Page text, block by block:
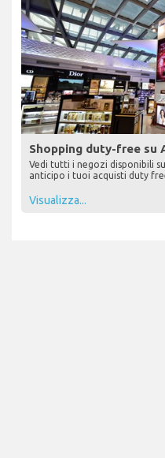
Shopping duty-free su
Vedi tutti i negozi disponibili
anticipo i tuoi acquisti duty
Visualizza...